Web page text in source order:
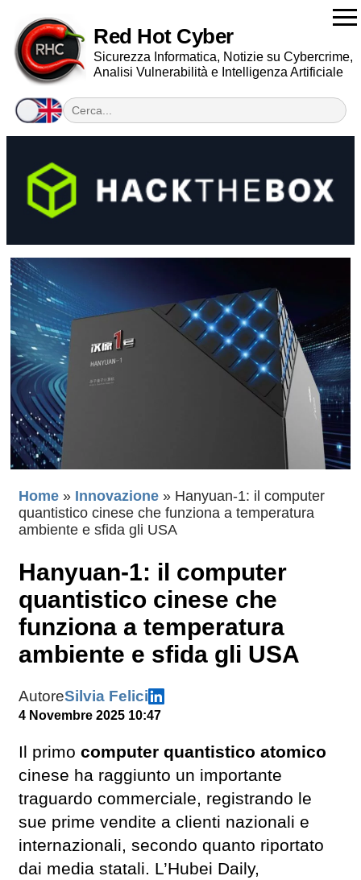
Red Hot Cyber
Sicurezza Informatica, Notizie su Cybercrime,
Analisi Vulnerabilità e Intelligenza Artificiale
Home » Innovazione » Hanyuan-1: il computer
quantistico cinese che funziona a temperatura
ambiente e sfida gli USA
Hanyuan-1: il computer
quantistico cinese che
funziona a temperatura
ambiente e sfida gli USA
AutoreSilvia Felici
4 Novembre 2025 10:47
Il primo computer quantistico atomico
cinese ha raggiunto un importante
traguardo commerciale, registrando le
sue prime vendite a clienti nazionali e
internazionali, secondo quanto riportato
dai media statali. L’Hubei Daily,